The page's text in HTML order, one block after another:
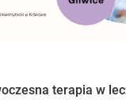
terapia w